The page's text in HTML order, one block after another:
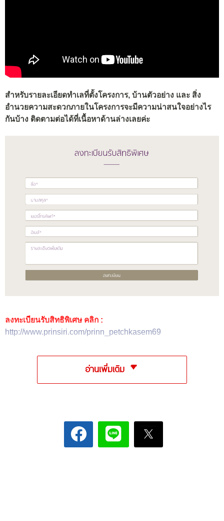
สำหรับรายละเอียดทำเลที่ตั้งโครงการ, บ้านตัวอย่าง และ สิ่ง
อำนวยความสะดวกภายในโครงการจะมีความน่าสนใจอย่างไร
กันบ้าง ติดตามต่อได้ที่เนื้อหาด้านล่างเลยค่ะ
ลงทะเบียนรับสิทธิพิเศษ คลิก :
http://www.prinsiri.com/prinn_petchkasem69
อ่านเพิ่มเติม